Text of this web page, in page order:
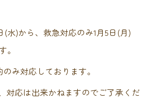
(水)から、救急対応のみ1月5日(月)
。
のみ対応しております。
対応は出来かねますのでご了承くだ